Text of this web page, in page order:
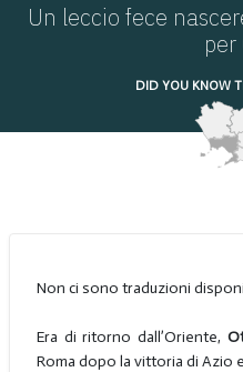
Un leccio fece
per
DID YOU KNOW
Non ci sono traduzioni
Era di ritorno dall’Oriente,
Roma dopo la vittoria di Azio